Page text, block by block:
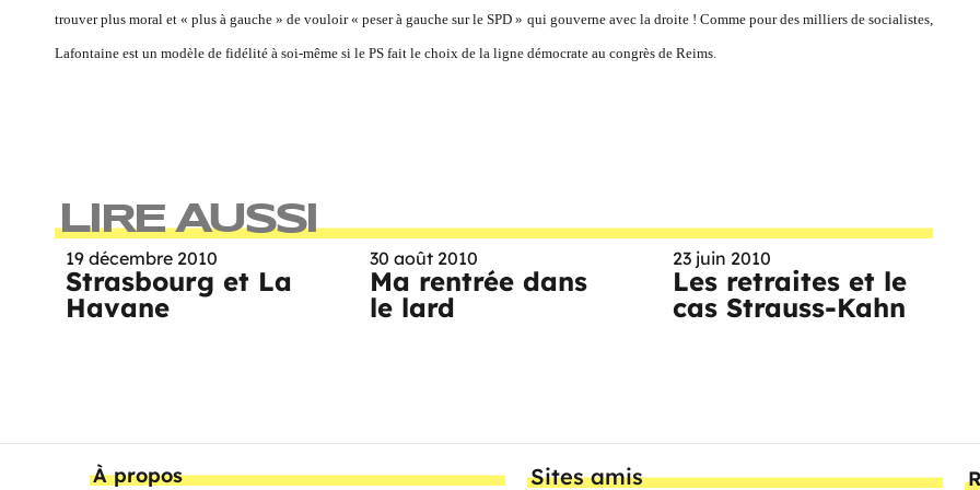
trouver plus moral et « plus à gauche » de vouloir « peser à gauche sur le SPD » qui gouverne avec la droite ! Comme pour des milliers de socialistes,
Lafontaine est un modèle de fidélité à soi-même si le PS fait le choix de la ligne démocrate au congrès de Reims.
LIRE AUSSI
19 décembre 2010
Strasbourg et La
Havane
30 août 2010
Ma rentrée dans
le lard
23 juin 2010
Les retraites et le
cas Strauss-Kahn
À propos Sites amis